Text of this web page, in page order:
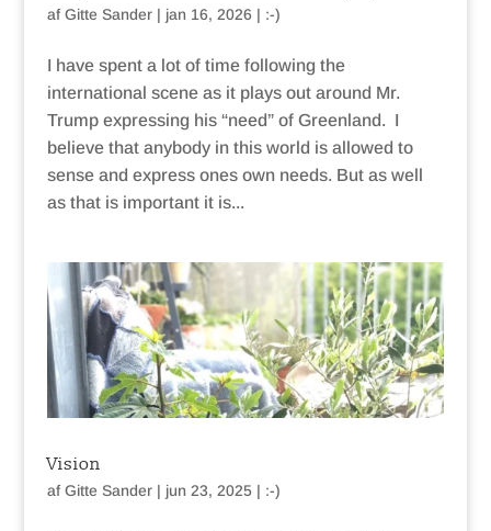
afGitte Sander| jan 16, 2026 | :-)
I have spent a lot of time following the
international scene as it plays out around Mr.
Trump expressing his “need” of Greenland. I
believe that anybody in this world is allowed to
sense and express ones own needs. But as well
as that is important it is...
Vision
afGitte Sander| jun 23, 2025| :-)